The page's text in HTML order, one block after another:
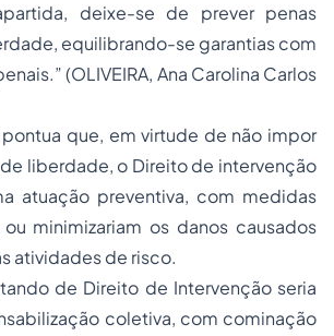
deixe-se de prever penas
equilibrando-se garantias com
(OLIVEIRA, Ana Carolina Carlos
que, em virtude de não impor
liberdade, o Direito de intervenção
atuação preventiva, com medidas
minimizariam os danos causados
atividades de risco.
de Direito de Intervenção seria
coletiva, com cominação